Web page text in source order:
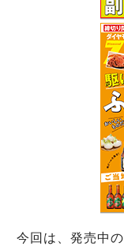
今回は、発売中の